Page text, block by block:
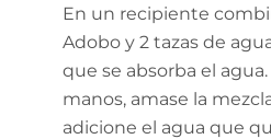
En un recipiente
Adobo y 2 tazas de
que se absorba el
manos, amase la
adicione el agua que